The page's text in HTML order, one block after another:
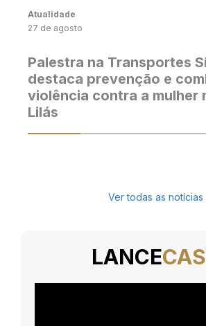
Atualidade
27 de agosto
Palestra na Transportes
destaca prevenção e
violência contra a mulher
Lilás
Ver todas as notícias
LANCE